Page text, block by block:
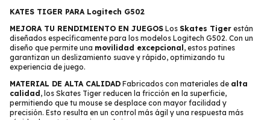
KATES TIGER PARA Logitech G502
MEJORA TU RENDIMIENTO EN JUEGOS Los Skates Tiger están
diseñados específicamente para los modelos Logitech G502. Con un
diseño que permite una movilidad excepcional , estos patines
garantizan un deslizamiento suave y rápido, optimizando tu
experiencia de juego.
MATERIAL DE ALTA CALIDAD Fabricados con materiales de alta
calidad , los Skates Tiger reducen la fricción en la superficie,
permitiendo que tu mouse se desplace con mayor facilidad y
precisión. Esto resulta en un control más ágil y una respuesta más